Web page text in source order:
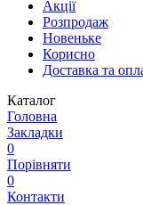
Акції
Розпродаж
Новеньке
Корисно
Доставка та
Каталог
Головна
Закладки
0
Порівняти
0
Контакти